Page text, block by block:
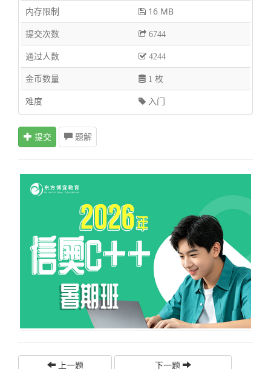
内存限制
16 MB
提交次数
6744
通过人数 4244
金币数量 1 枚
难度 入门
提交 题解
上一题 下一题